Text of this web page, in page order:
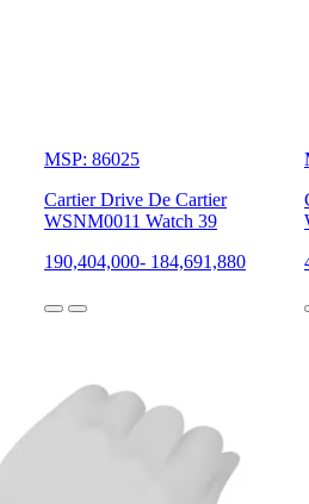
MSP: 86025
Cartier Drive De Cartier
WSNM0011 Watch 39
190,404,000- 184,691,880